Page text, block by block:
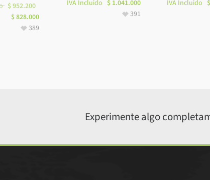
$952.200
$828.000
389
IVA Incluido $ 1.041.000
391
IVA Incluido $
Experimente algo